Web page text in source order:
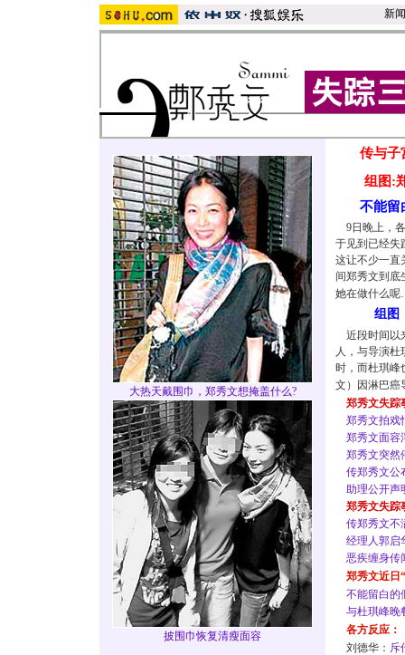
新闻
大热天戴围巾，郑秀文想掩盖什么?
披围巾恢复清瘦面容
传与子
组图:
不能留
9日晚上，
于见到已经失
这让不少一直
间郑秀文到底
她在做什么
组图
近段时间以
人，与导演
时，而杜琪峰
文）因淋巴
郑秀文失踪
郑秀文拍戏
郑秀文面容
郑秀文突然
传郑秀文公
助理公开声
郑秀文失踪
传郑秀文不
经理人郭启
恶疾缠身传
郑秀文近日
不能留白的
与杜琪峰晚
各方反应：
刘德华： 斥